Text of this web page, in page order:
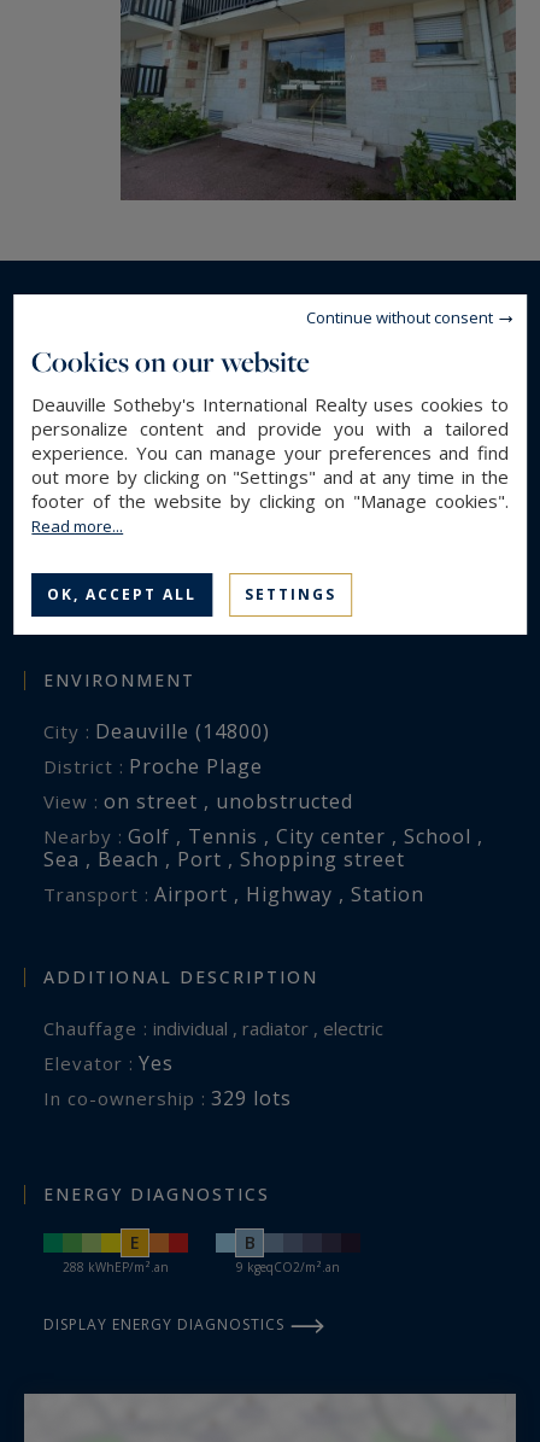
GENERAL DESCRIPTION
Property type : Apartment
Area : 41 m²
Rooms :
Bathroom(s) : 1
ENVIRONMENT
City : Deauville (14800)
District : Proche Plage
View : on street , unobstructed
Nearby : Golf , Tennis , City center , School ,
Sea , Beach , Port , Shopping street
Transport : Airport , Highway , Station
ADDITIONAL DESCRIPTION
Chauffage : individual , radiator , electric
Elevator : Yes
In co-ownership : 329 lots
ENERGY DIAGNOSTICS
E
288 kWhEP/m².an
B
9 kgeqCO2/m².an
DISPLAY ENERGY DIAGNOSTICS
Cookies on our website
Deauville Sotheby's International Realty uses cookies to
personalize content and provide you with a tailored
experience. You can manage your preferences and find
out more by clicking on "Settings" and at any time in the
footer of the website by clicking on "Manage cookies".
Read more...
OK, ACCEPT ALL SETTINGS
Continue without consent